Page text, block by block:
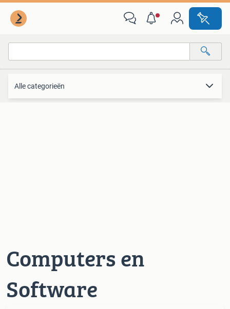
Alle categorieën
Computers en
Software